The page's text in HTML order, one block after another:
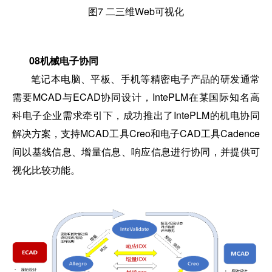
图7 二三维Web可视化
08机械电子协同
笔记本电脑、平板、手机等精密电子产品的研发通常
需要MCAD与ECAD协同设计，IntePLM在某国际知名高
科电子企业需求牵引下，成功推出了IntePLM的机电协同
解决方案，支持MCAD工具Creo和电子CAD工具Cadence
间以基线信息、增量信息、响应信息进行协同，并提供可
视化比较功能。